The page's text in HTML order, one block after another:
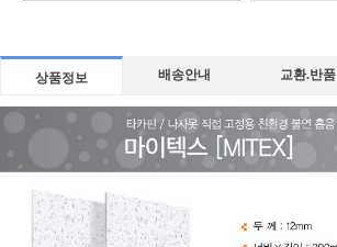
상품정보 배송안내 교환.반품